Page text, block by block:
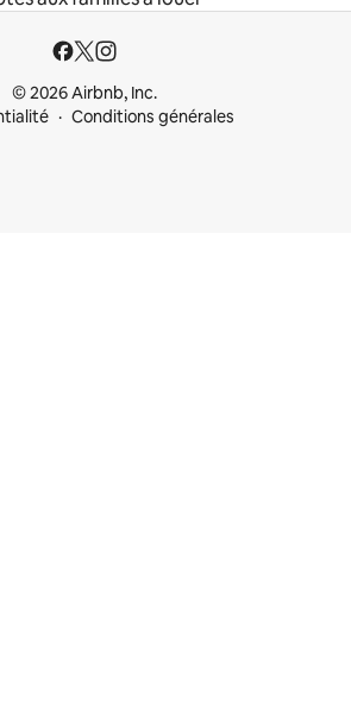
© 2026 Airbnb, Inc.
Conditions générales